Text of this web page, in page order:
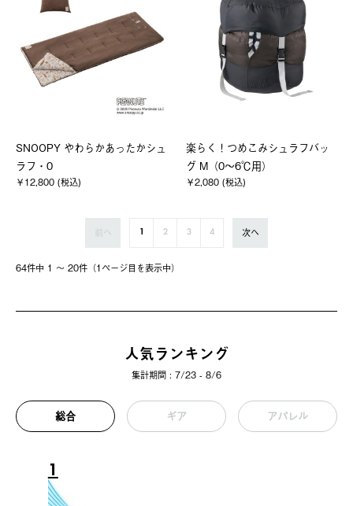
SNOOPY やわらかあったかシュ
ラフ・0
￥12,800 (税込)
楽らく！つめこみシュラフバッ
グ M（0～6℃用）
￥2,080 (税込)
64件中 1 〜 20件（1ページ⽬を表⽰中）
前へ 1 2 3 4 次へ
人気ランキング
集計期間 : 7/23 - 8/6
総合 ギア アパレル
1